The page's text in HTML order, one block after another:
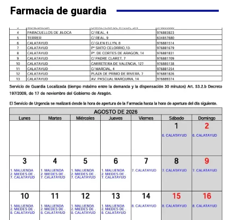
Farmacia de guardia